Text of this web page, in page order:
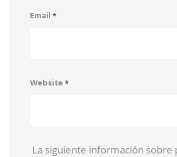
Email *
Website *
La siguiente información sobre